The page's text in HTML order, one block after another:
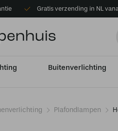
Gratis verzending in NL
Buitenverlichting
Plafondlampen